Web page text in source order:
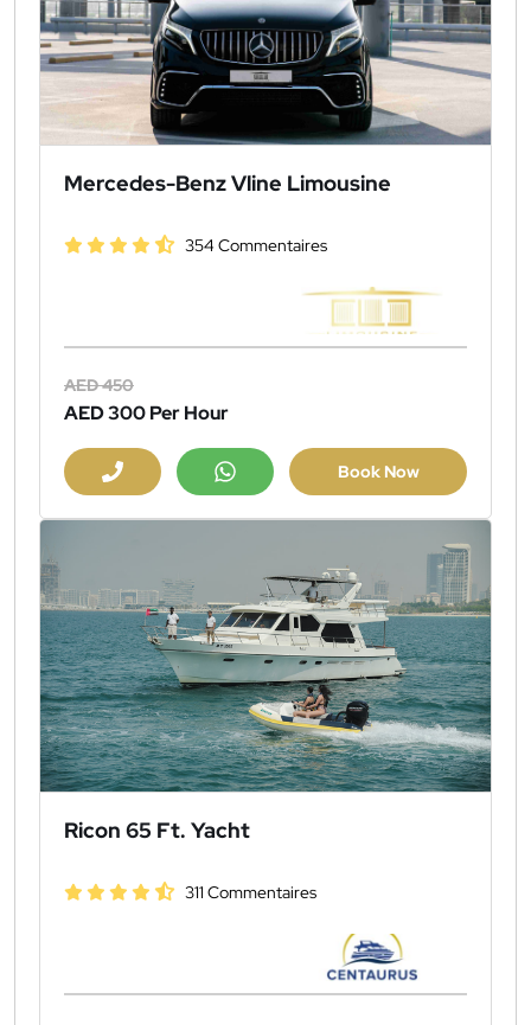
Mercedes-Benz Vline Limousine
354 Commentaires
AED 450
AED 300Per Hour
Book Now
Ricon 65 Ft. Yacht
311 Commentaires